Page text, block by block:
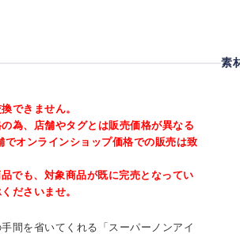
できません。
為、店舗やタグとは販売価格が異なる
オンラインショップ価格での販売は致
でも、対象商品が既に完売となってい
ださいませ。
間を省いてくれる「スーパーノンアイ
素